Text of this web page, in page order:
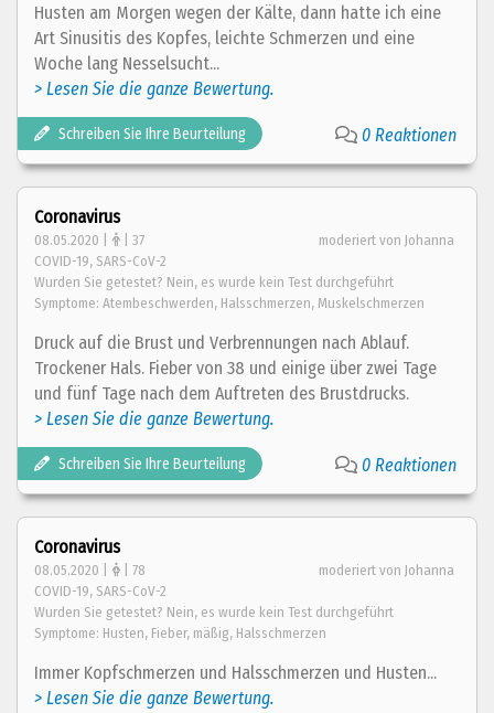
Husten am Morgen wegen der Kälte, dann hatte ich eine
Art Sinusitis des Kopfes, leichte Schmerzen und eine
Woche lang Nesselsucht...
> Lesen Sie die ganze Bewertung.
Schreiben Sie Ihre Beurteilung 0 Reaktionen
Coronavirus
08.05.2020 | | 37
moderiert von Johanna
COVID-19, SARS-CoV-2
Wurden Sie getestet? Nein, es wurde kein Test durchgeführt
Symptome: Atembeschwerden, Halsschmerzen, Muskelschmerzen
Druck auf die Brust und Verbrennungen nach Ablauf.
Trockener Hals. Fieber von 38 und einige über zwei Tage
und fünf Tage nach dem Auftreten des Brustdrucks.
> Lesen Sie die ganze Bewertung.
Schreiben Sie Ihre Beurteilung 0 Reaktionen
Coronavirus
08.05.2020 | | 78
moderiert von Johanna
COVID-19, SARS-CoV-2
Wurden Sie getestet? Nein, es wurde kein Test durchgeführt
Symptome: Husten, Fieber, mäßig, Halsschmerzen
Immer Kopfschmerzen und Halsschmerzen und Husten...
> Lesen Sie die ganze Bewertung.